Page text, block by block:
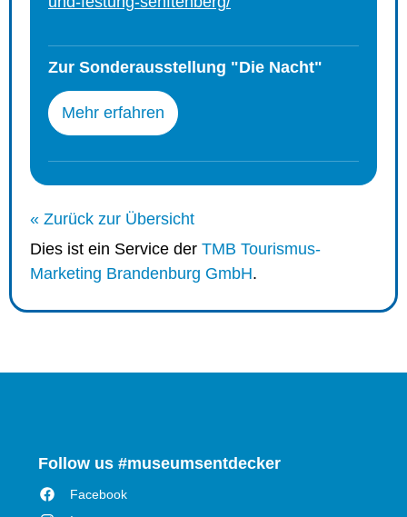
Zur Sonderausstellung "Die Nacht"
Mehr erfahren
« Zurück zur Übersicht
Dies ist ein Service der TMB Tourismus-
Marketing Brandenburg GmbH.
Follow us #museumsentdecker
Facebook